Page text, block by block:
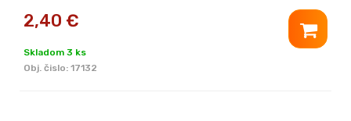
2,40 €
Skladom 3 ks
Obj. čislo: 17132